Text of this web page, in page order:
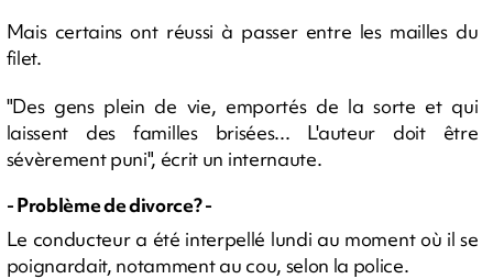
Mais certains ont réussi à passer entre les mailles du
filet.
"Des gens plein de vie, emportés de la sorte et qui
laissent des familles brisées... L'auteur doit être
sévèrement puni", écrit un internaute.
- Problème de divorce? -
Le conducteur a été interpellé lundi au moment où il se
poignardait, notamment au cou, selon la police.